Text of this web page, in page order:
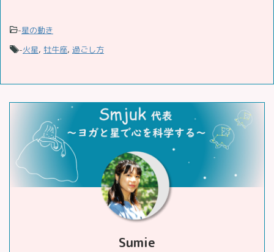
-星の動き
-火星, 牡牛座, 過ごし方
Sumie